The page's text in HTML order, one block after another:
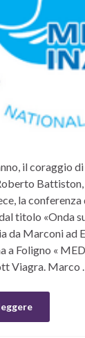
il coraggio
Battiston,
la
titolo «Onda
da Marconi ad
a Foligno «
Viagra. Marco